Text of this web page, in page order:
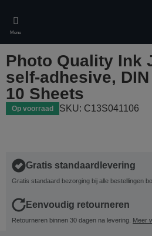
main
content
Menu
Photo Quality Ink
self-adhesive,
10 Sheets
Op voorraad SKU: C13S041106
Gratis standaardlevering
Gratis standaard bezorging bij alle bestellingen
Eenvoudig retourneren
Retourneren binnen 30 dagen na levering. Meer